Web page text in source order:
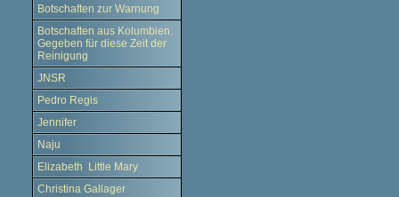
Botschaften zur Warnung
Botschaften aus Kolumbien.
Gegeben für diese Zeit der
Reinigung
JNSR
Pedro Regis
Jennifer
Naju
Elizabeth Little Mary
Christina Gallager